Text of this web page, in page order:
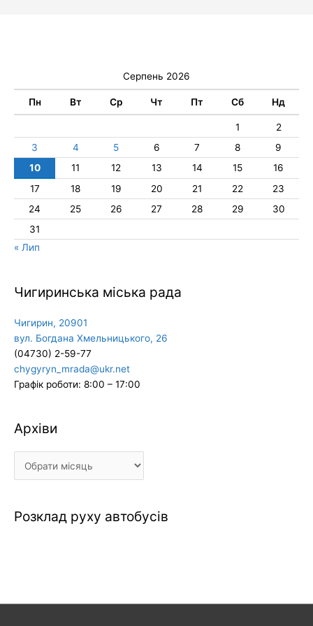
Серпень 2026
Пн Вт Ср Чт Пт Сб Нд
1
2
3
4 5 6 7 8
9
10
11 12 13 14 15
16
17
18 19 20 21 22
23
24
25 26 27 28 29
30
31
« Лип
Чигиринська міська рада
Чигирин, 20901
вул. Богдана Хмельницького, 26
(04730) 2-59-77
chygyryn_mrada@ukr.net
Графік роботи: 8:00 – 17:00
Архіви
Архіви
Розклад руху автобусів